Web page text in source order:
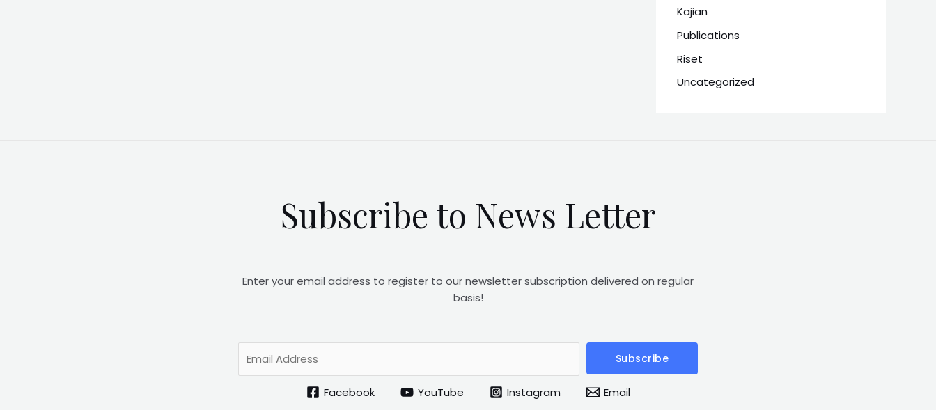
Kajian
Publications
Riset
Uncategorized
Subscribe to News Letter
Enter your email address to register to our newsletter subscription delivered on regular
basis!
m
Subscribe
Facebook YouTube Instagram Email